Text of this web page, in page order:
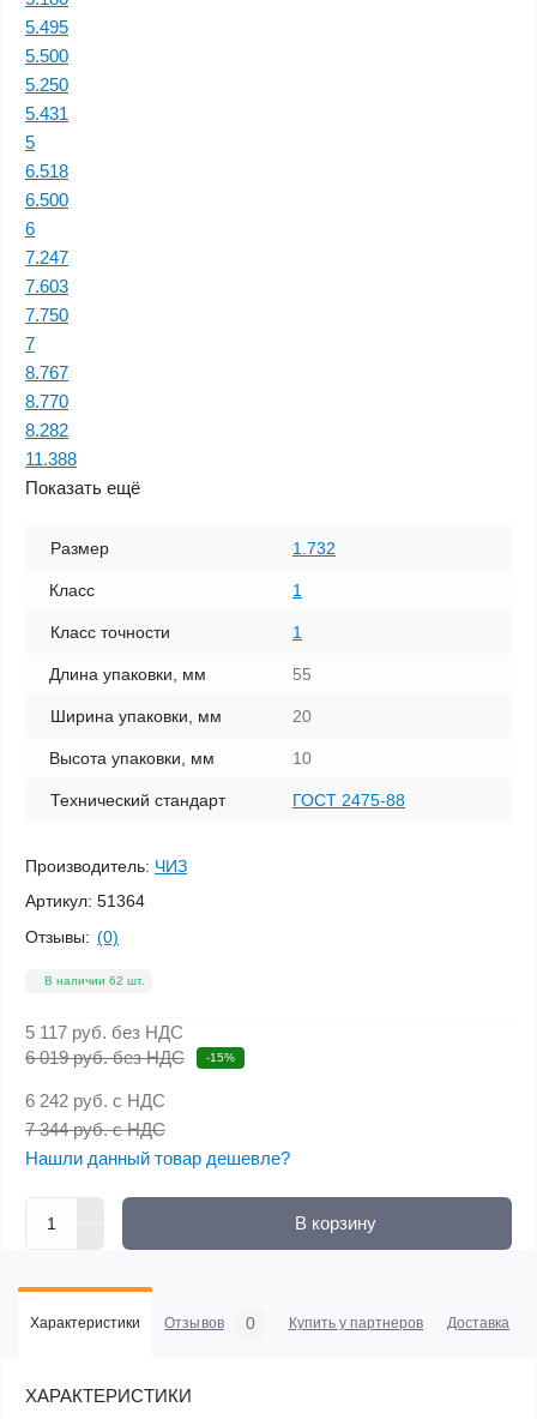
5.495
5.500
5.250
5.431
5
6.518
6.500
6
7.247
7.603
7.750
7
8.767
8.770
8.282
11.388
Показать ещё
Размер 1.732
Класс 1
Класс точности 1
Длина упаковки, мм 55
Ширина упаковки, мм 20
Высота упаковки, мм 10
Технический стандарт ГОСТ 2475-88
Производитель: ЧИЗ
Артикул: 51364
Отзывы: (0)
В наличии 62 шт.
5 117 руб. без НДС
6 019 руб. без НДС
-15%
6 242 руб. с НДС
7 344 руб. с НДС
Нашли данный товар дешевле?
В корзину
Характеристики Отзывов 0 Купить у партнеров Доставка
ХАРАКТЕРИСТИКИ